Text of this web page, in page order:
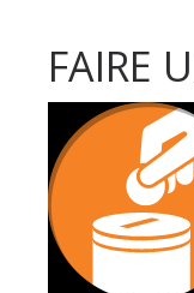
FAIRE